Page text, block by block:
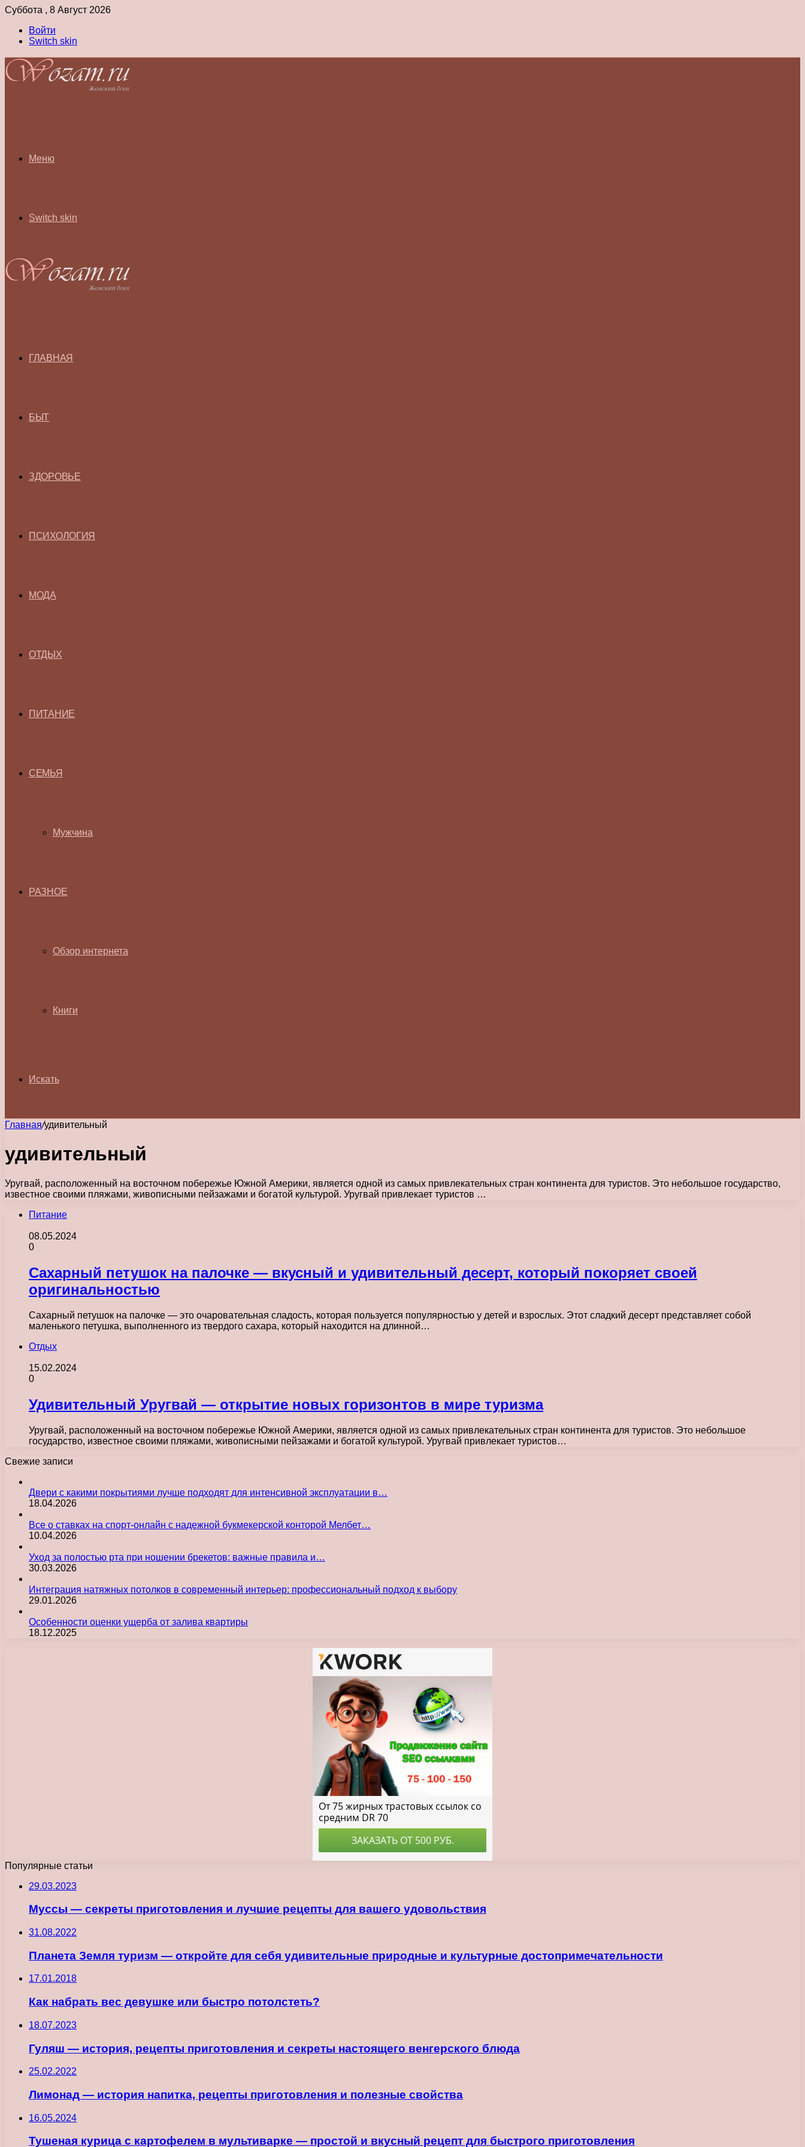
Суббота , 8 Август 2026
Войти
Switch skin
Меню
Switch skin
ГЛАВНАЯ
БЫТ
ЗДОРОВЬЕ
ПСИХОЛОГИЯ
МОДА
ОТДЫХ
ПИТАНИЕ
СЕМЬЯ
Мужчина
РАЗНОЕ
Обзор интернета
Книги
Искать
Главная/удивительный
удивительный
Уругвай, расположенный на восточном побережье Южной Америки, является одной из самых привлекательных стран континента для туристов. Это небольшое государство,
известное своими пляжами, живописными пейзажами и богатой культурой. Уругвай привлекает туристов …
Питание
08.05.2024
0
Сахарный петушок на палочке — вкусный и удивительный десерт, который покоряет своей
оригинальностью
Сахарный петушок на палочке — это очаровательная сладость, которая пользуется популярностью у детей и взрослых. Этот сладкий десерт представляет собой
маленького петушка, выполненного из твердого сахара, который находится на длинной…
Отдых
15.02.2024
0
Удивительный Уругвай — открытие новых горизонтов в мире туризма
Уругвай, расположенный на восточном побережье Южной Америки, является одной из самых привлекательных стран континента для туристов. Это небольшое
государство, известное своими пляжами, живописными пейзажами и богатой культурой. Уругвай привлекает туристов…
Свежие записи
Двери с какими покрытиями лучше подходят для интенсивной эксплуатации в…
18.04.2026
Все о ставках на спорт-онлайн с надежной букмекерской конторой Мелбет…
10.04.2026
Уход за полостью рта при ношении брекетов: важные правила и…
30.03.2026
Интеграция натяжных потолков в современный интерьер: профессиональный подход к выбору
29.01.2026
Особенности оценки ущерба от залива квартиры
18.12.2025
Популярные статьи
29.03.2023
Муссы — секреты приготовления и лучшие рецепты для вашего удовольствия
31.08.2022
Планета Земля туризм — откройте для себя удивительные природные и культурные достопримечательности
17.01.2018
Как набрать вес девушке или быстро потолстеть?
18.07.2023
Гуляш — история, рецепты приготовления и секреты настоящего венгерского блюда
25.02.2022
Лимонад — история напитка, рецепты приготовления и полезные свойства
16.05.2024
Тушеная курица с картофелем в мультиварке — простой и вкусный рецепт для быстрого приготовления